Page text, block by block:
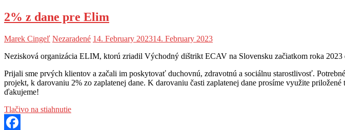
2% z dane pre Elim
Marek Cingeľ Nezaradené 14. February 202314. February 2023
Nezisková organizácia ELIM, ktorú zriadil Východný dištrikt ECAV na Slovensku začiatkom roka
Prijali sme prvých klientov a začali im poskytovať duchovnú, zdravotnú a sociálnu starostlivosť.
projekt, k darovaniu 2% zo zaplatenej dane. K darovaniu časti zaplatenej dane prosíme využite
ďakujeme!
Tlačivo na stiahnutie